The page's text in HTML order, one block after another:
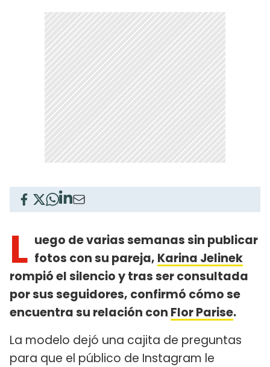
L uego de varias semanas sin publicar
fotos con su pareja, Karina Jelinek
rompió el silencio y tras ser consultada
por sus seguidores, confirmó cómo se
encuentra su relación con Flor Parise.
La modelo dejó una cajita de preguntas
para que el público de Instagram le